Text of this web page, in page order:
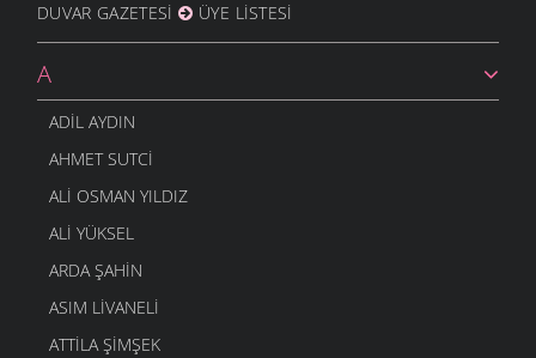
DUVAR GAZETESI ÜYE LISTESI
A
ADIL AYDIN
AHMET SUTCI
ALI OSMAN YILDIZ
ALI YÜKSEL
ARDA ŞAHIN
ASIM LIVANELI
ATTILA ŞIMŞEK